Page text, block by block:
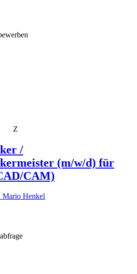
Z
/
(m/w/d) für
CAM)
Mario Henkel